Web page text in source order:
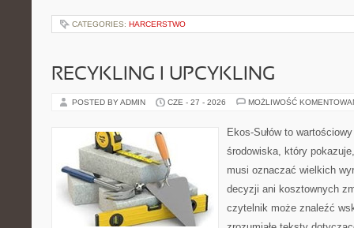
CATEGORIES: HARCERSTWO
RECYKLING I UPCYKLING
POSTED BY ADMIN CZE - 27 - 2026 MOŻLIWOŚĆ
Ekos-Sułów to
środowiska, który
musi oznaczać wielkich
decyzji ani kosztownych
czytelnik może znaleźć